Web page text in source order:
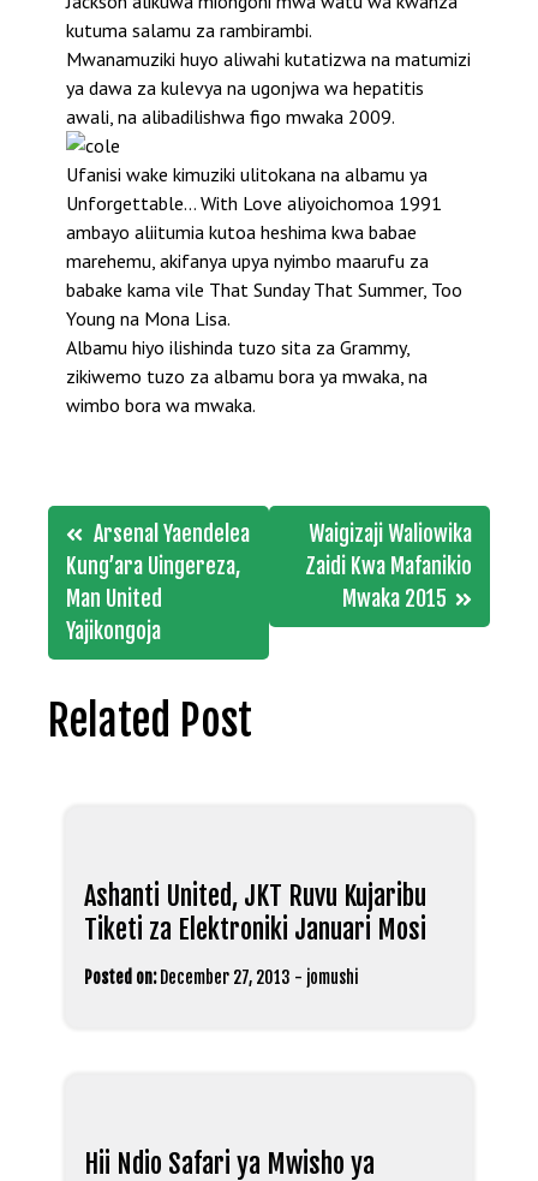
kutuma salamu za rambirambi.
Mwanamuziki huyo aliwahi kutatizwa na matumizi
ya dawa za kulevya na ugonjwa wa hepatitis
awali, na alibadilishwa figo mwaka 2009.
Ufanisi wake kimuziki ulitokana na albamu ya
Unforgettable… With Love aliyoichomoa 1991
ambayo aliitumia kutoa heshima kwa babae
marehemu, akifanya upya nyimbo maarufu za
babake kama vile That Sunday That Summer, Too
Young na Mona Lisa.
Albamu hiyo ilishinda tuzo sita za Grammy,
zikiwemo tuzo za albamu bora ya mwaka, na
wimbo bora wa mwaka.
Post
navigation
Arsenal Yaendelea
Kung’ara Uingereza,
Man United
Yajikongoja
Waigizaji Waliowika
Zaidi Kwa Mafanikio
Mwaka 2015
Related Post
Ashanti United, JKT Ruvu Kujaribu
Tiketi za Elektroniki Januari Mosi
Posted on: December 27, 2013 - jomushi
Hii Ndio Safari ya Mwisho ya